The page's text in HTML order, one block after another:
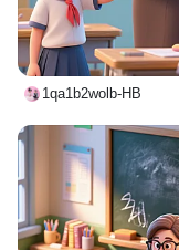
1qa1b2wolb-HB